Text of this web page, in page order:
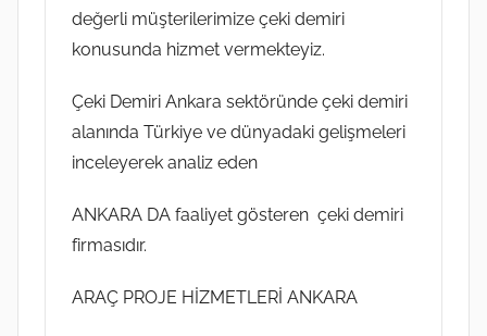
değerli müşterilerimize çeki demiri
konusunda hizmet vermekteyiz.
Çeki Demiri Ankara sektöründe çeki demiri
alanında Türkiye ve dünyadaki gelişmeleri
inceleyerek analiz eden
ANKARA DA faaliyet gösteren çeki demiri
firmasıdır.
ARAÇ PROJE HİZMETLERİ ANKARA